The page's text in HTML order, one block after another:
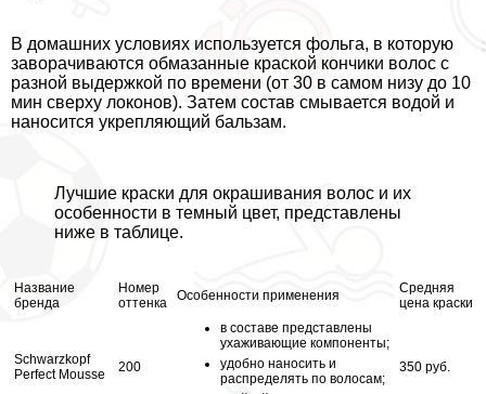
В домашних условиях используется фольга, в которую
заворачиваются обмазанные краской кончики волос с
разной выдержкой по времени (от 30 в самом низу до 10
мин сверху локонов). Затем состав смывается водой и
наносится укрепляющий бальзам.
Лучшие краски для окрашивания волос и их
особенности в темный цвет, представлены
ниже в таблице.
Название
бренда
Номер
оттенка
Особенности применения
Средняя
цена краски
Schwarzkopf
Perfect Mousse
200
в составе представлены
ухаживающие компоненты;
удобно наносить и
распределять по волосам;
350 руб.